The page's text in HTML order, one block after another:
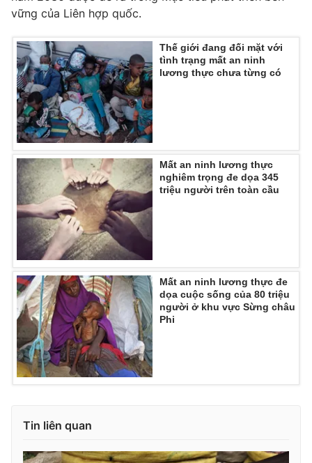
vững của Liên hợp quốc.
Thế giới đang đối mặt với
tình trạng mất an ninh
lương thực chưa từng có
Mất an ninh lương thực
nghiêm trọng đe dọa 345
triệu người trên toàn cầu
Mất an ninh lương thực đe
dọa cuộc sống của 80 triệu
người ở khu vực Sừng châu
Phi
Tin liên quan